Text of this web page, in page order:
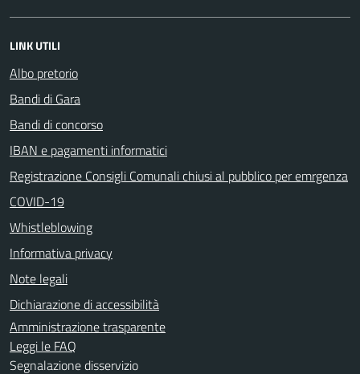
LINK UTILI
Albo pretorio
Bandi di Gara
Bandi di concorso
IBAN e pagamenti informatici
Registrazione Consigli Comunali chiusi al pubblico per emrgenza
COVID-19
Whistleblowing
Informativa privacy
Note legali
Dichiarazione di accessibilità
Amministrazione trasparente
Leggi le FAQ
Segnalazione disservizio